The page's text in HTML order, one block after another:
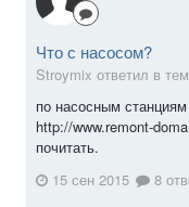
Что с насосом?
Stroymix ответил в
по насосным
http://www.remont-
почитать.
15 сен 2015
8